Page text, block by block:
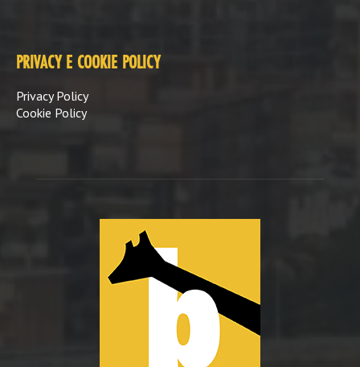
PRIVACY E COOKIE POLICY
Privacy Policy
Cookie Policy